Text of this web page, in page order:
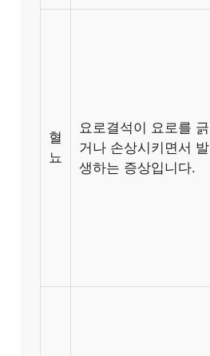
혈
뇨
요로결석이 요로를 긁
거나 손상시키면서 발
생하는 증상입니다.